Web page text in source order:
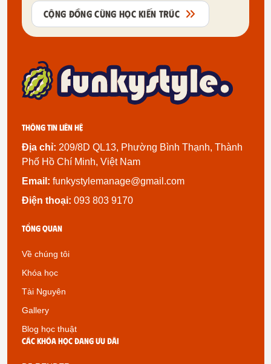
CỘNG ĐỒNG CÙNG HỌC KIẾN TRÚC
Thông tin liên hệ
Địa chỉ: 209/8D QL13, Phường Bình Thạnh, Thành
Phố Hồ Chí Minh, Việt Nam
Email: funkystylemanage@gmail.com
Điện thoại: 093 803 9170
Tổng quan
Về chúng tôi
Khóa học
Tài Nguyên
Gallery
Blog học thuật
Các khóa học đang ưu đãi